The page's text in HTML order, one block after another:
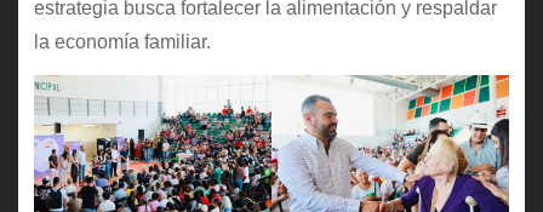
estrategia busca fortalecer la alimentación y respaldar
la economía familiar.